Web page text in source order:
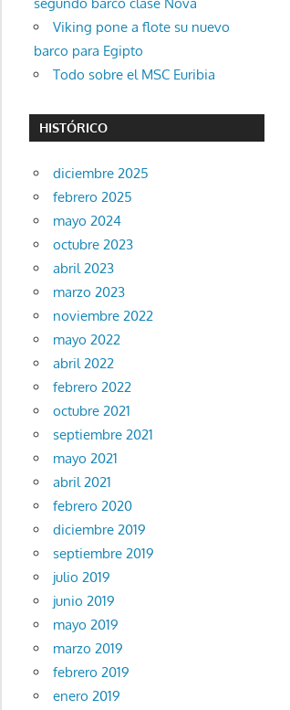
Viking pone a flote su nuevo
barco para Egipto
Todo sobre el MSC Euribia
HISTÓRICO
diciembre 2025
febrero 2025
mayo 2024
octubre 2023
abril 2023
marzo 2023
noviembre 2022
mayo 2022
abril 2022
febrero 2022
octubre 2021
septiembre 2021
mayo 2021
abril 2021
febrero 2020
diciembre 2019
septiembre 2019
julio 2019
junio 2019
mayo 2019
marzo 2019
febrero 2019
enero 2019